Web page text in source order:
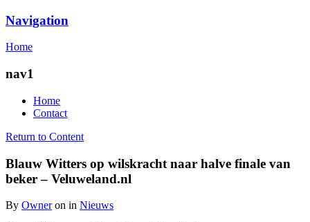
Navigation
Egodepletie
Home
nav1
Home
Contact
Return to Content
Blauw Witters op wilskracht naar halve finale van
beker – Veluweland.nl
By Owner on in Nieuws